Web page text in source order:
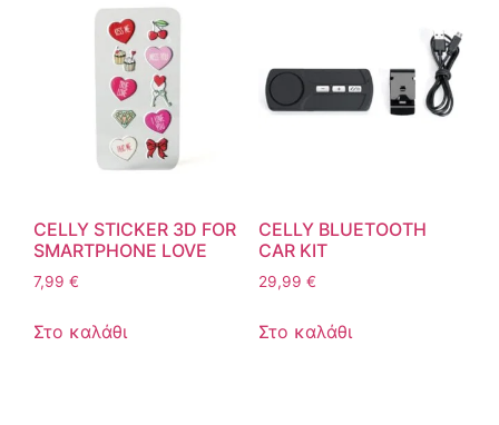
CELLY STICKER 3D FOR
SMARTPHONE LOVE
7,99 €
Στο καλάθι
CELLY BLUETOOTH
CAR KIT
29,99 €
Στο καλάθι